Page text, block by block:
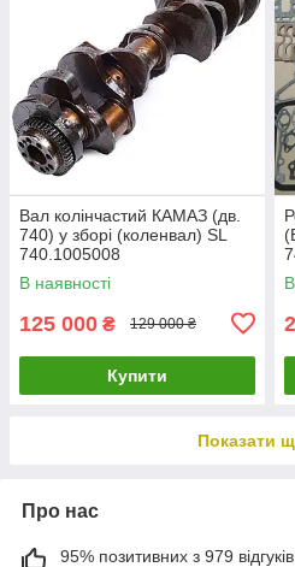
Вал колінчастий КАМАЗ (дв.
740) у зборі (коленвал) SL
740.1005008
В наявності
125 000 ₴ 129 000 ₴
Купити
Показати
Про нас
95% позитивних з 979 відгуків